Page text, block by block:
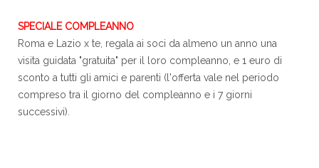
SPECIALE COMPLEANNO
Roma e Lazio x te, regala ai soci da almeno un anno una
visita guidata "gratuita" per il loro compleanno, e 1 euro di
sconto a tutti gli amici e parenti (l'offerta vale nel periodo
compreso tra il giorno del compleanno e i 7 giorni
successivi).